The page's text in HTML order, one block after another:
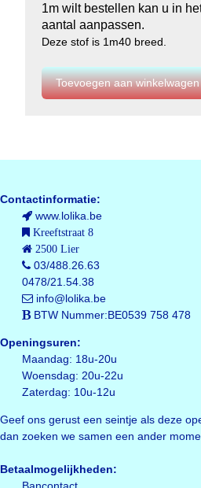
1m wilt bestellen kan u in
aantal aanpassen.
Deze stof is 1m40 breed.
Contactinformatie:
www.lolika.be
Kreeftstraat 8
2500 Lier
03/488.26.63
0478/21.54.38
info@lolika.be
BTW Nummer:BE0539 758 478
Openingsuren:
Maandag: 18u-20u
Woensdag: 20u-22u
Zaterdag: 10u-12u
Geef ons gerust een seintje als deze
dan zoeken we samen een ander
Betaalmogelijkheden:
Bancontact